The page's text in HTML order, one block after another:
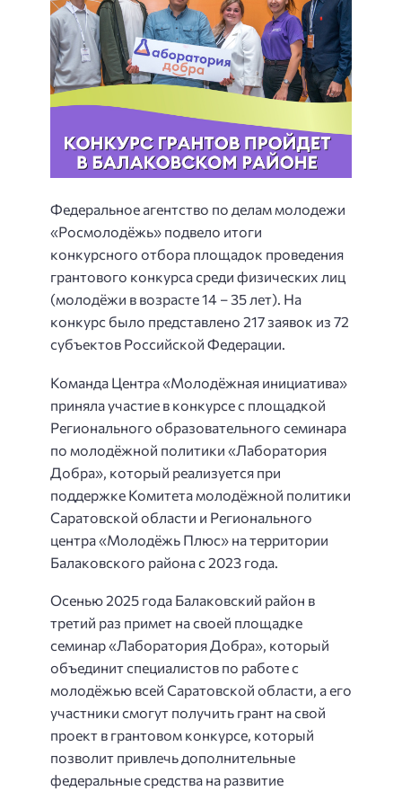
Федеральное агентство по делам молодежи
«Росмолодёжь» подвело итоги
конкурсного отбора площадок проведения
грантового конкурса среди физических лиц
(молодёжи в возрасте 14 – 35 лет). На
конкурс было представлено 217 заявок из 72
субъектов Российской Федерации.
Команда Центра «Молодёжная инициатива»
приняла участие в конкурсе с площадкой
Регионального образовательного семинара
по молодёжной политики «Лаборатория
Добра», который реализуется при
поддержке Комитета молодёжной политики
Саратовской области и Регионального
центра «Молодёжь Плюс» на территории
Балаковского района с 2023 года.
Осенью 2025 года Балаковский район в
третий раз примет на своей площадке
семинар «Лаборатория Добра», который
объединит специалистов по работе с
молодёжью всей Саратовской области, а его
участники смогут получить грант на свой
проект в грантовом конкурсе, который
позволит привлечь дополнительные
федеральные средства на развитие